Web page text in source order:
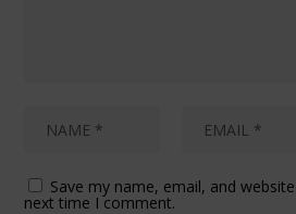
Save my name, email, and
next time I comment.